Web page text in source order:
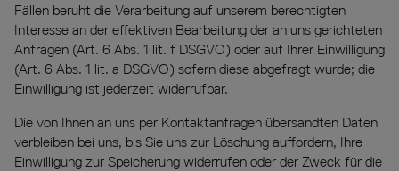
Fällen beruht die Verarbeitung auf unserem berechtigten
Interesse an der effektiven Bearbeitung der an uns gerichteten
Anfragen (Art. 6 Abs. 1 lit. f DSGVO) oder auf Ihrer Einwilligung
(Art. 6 Abs. 1 lit. a DSGVO) sofern diese abgefragt wurde; die
Einwilligung ist jederzeit widerrufbar.
Die von Ihnen an uns per Kontaktanfragen übersandten Daten
verbleiben bei uns, bis Sie uns zur Löschung auffordern, Ihre
Einwilligung zur Speicherung widerrufen oder der Zweck für die